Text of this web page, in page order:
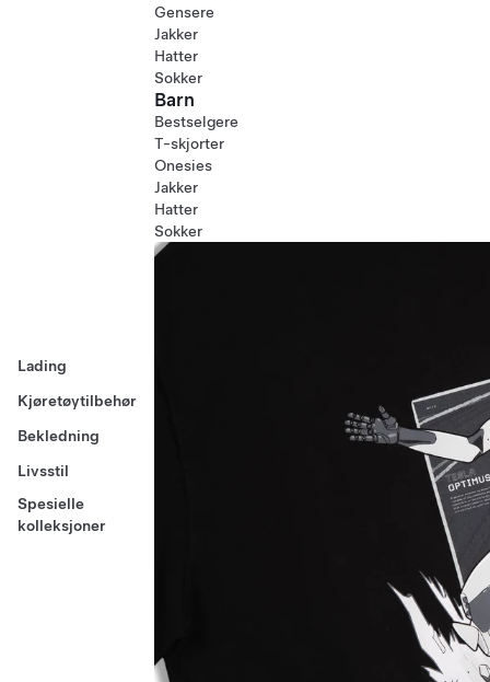
Lading
Kjøretøytilbehør
Bekledning
Livsstil
Spesielle
kolleksjoner
Gensere
Jakker
Hatter
Sokker
Barn
Bestselgere
T-skjorter
Onesies
Jakker
Hatter
Sokker